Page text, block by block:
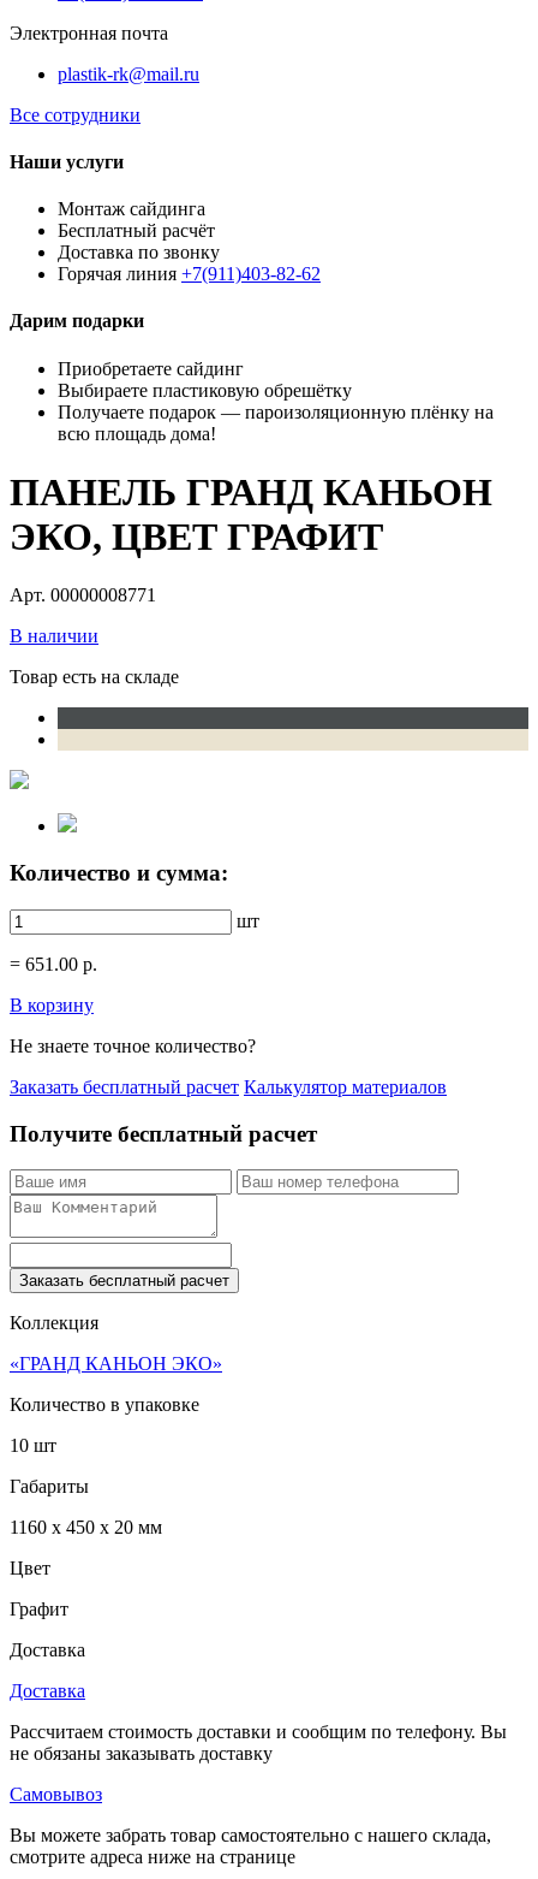
Электронная почта
plastik-rk@mail.ru
Все сотрудники
Наши услуги
Монтаж сайдинга
Бесплатный расчёт
Доставка по звонку
Горячая линия +7(911)403-82-62
Дарим подарки
Приобретаете сайдинг
Выбираете пластиковую обрешётку
Получаете подарок — пароизоляционную плёнку на
всю площадь дома!
ПАНЕЛЬ ГРАНД КАНЬОН
ЭКО, ЦВЕТ ГРАФИТ
Арт. 00000008771
В наличии
Товар есть на складе
Количество и сумма:
шт
= 651.00 р.
В корзину
Не знаете точное количество?
Заказать бесплатный расчет Калькулятор материалов
Получите бесплатный расчет
Заказать бесплатный расчет
Коллекция
«ГРАНД КАНЬОН ЭКО»
Количество в упаковке
10 шт
Габариты
1160 x 450 x 20 мм
Цвет
Графит
Доставка
Доставка
Рассчитаем стоимость доставки и сообщим по телефону. Вы
не обязаны заказывать доставку
Самовывоз
Вы можете забрать товар самостоятельно с нашего склада,
смотрите адреса ниже на странице